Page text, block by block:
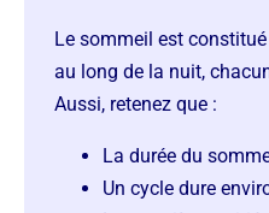
Le sommeil est
au long de la nuit,
Aussi, retenez que :
La durée du
Un cycle dure